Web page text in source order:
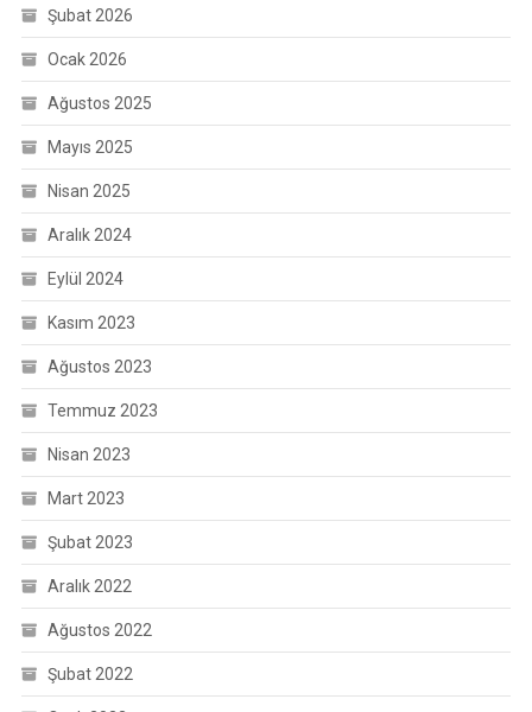
Şubat 2026
Ocak 2026
Ağustos 2025
Mayıs 2025
Nisan 2025
Aralık 2024
Eylül 2024
Kasım 2023
Ağustos 2023
Temmuz 2023
Nisan 2023
Mart 2023
Şubat 2023
Aralık 2022
Ağustos 2022
Şubat 2022